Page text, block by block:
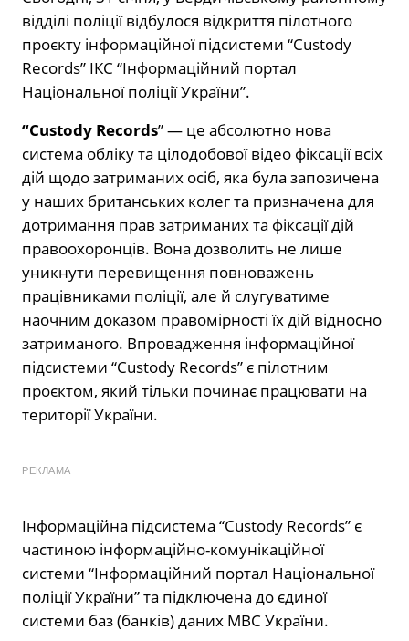
відділі поліції відбулося відкриття пілотного
проєкту інформаційної підсистеми “Custody
Records” ІКС “Інформаційний портал
Національної поліції України”.
“Custody Records” — це абсолютно нова
система обліку та цілодобової відео фіксації всіх
дій щодо затриманих осіб, яка була запозичена
у наших британських колег та призначена для
дотримання прав затриманих та фіксації дій
правоохоронців. Вона дозволить не лише
уникнути перевищення повноважень
працівниками поліції, але й слугуватиме
наочним доказом правомірності їх дій відносно
затриманого. Впровадження інформаційної
підсистеми “Custody Records” є пілотним
проєктом, який тільки починає працювати на
території України.
РЕКЛАМА
Інформаційна підсистема “Custody Records” є
частиною інформаційно-комунікаційної
системи “Інформаційний портал Національної
поліції України” та підключена до єдиної
системи баз (банків) даних МВС України.